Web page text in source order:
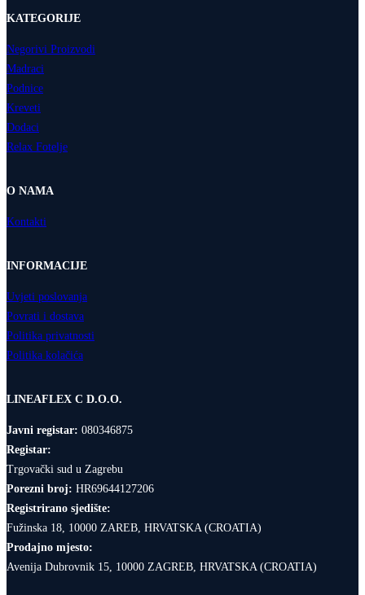
KATEGORIJE
Negorivi Proizvodi
Madraci
Podnice
Kreveti
Dodaci
Relax Fotelje
O NAMA
Kontakti
INFORMACIJE
Uvjeti poslovanja
Povrati i dostava
Politika privatnosti
Politika kolačića
LINEAFLEX C D.O.O.
Javni registar: 080346875
Registar:
Trgovački sud u Zagrebu
Porezni broj: HR69644127206
Registrirano sjedište:
Fužinska 18, 10000 ZAREB, HRVATSKA (CROATIA)
Prodajno mjesto:
Avenija Dubrovnik 15, 10000 ZAGREB, HRVATSKA (CROATIA)